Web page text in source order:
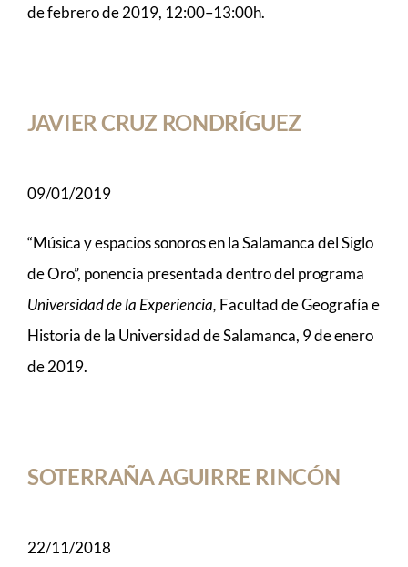
de febrero de 2019, 12:00–13:00h.
JAVIER CRUZ RONDRÍGUEZ
09/01/2019
“Música y espacios sonoros en la Salamanca del Siglo
de Oro”, ponencia presentada dentro del programa
Universidad de la Experiencia, Facultad de Geografía e
Historia de la Universidad de Salamanca, 9 de enero
de 2019.
SOTERRAÑA AGUIRRE RINCÓN
22/11/2018